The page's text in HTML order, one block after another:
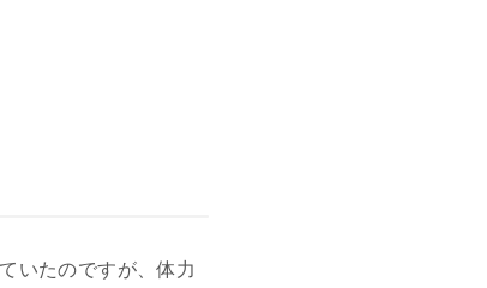
いたのですが、体力